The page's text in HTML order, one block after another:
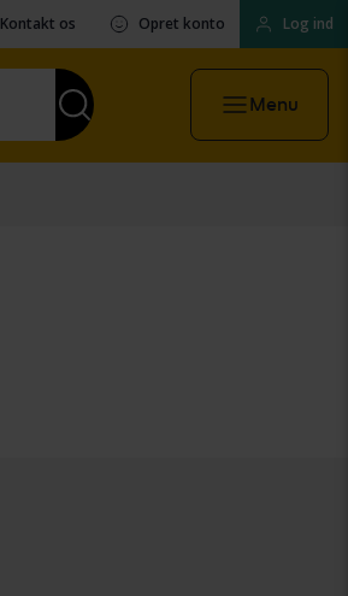
Kontakt os Opret konto Log ind
Menu